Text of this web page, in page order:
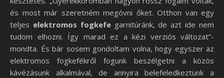
és most már szeretném megóvni őket. Otthon van egy
teljes elektromos fogkefegarnitúránk, de azt ide nem
tudom elhozni. Így marad ez a kézi verziós változat”-
mondta. És bár sosem gondoltam volna, hogy egyszer az
elektromos fogkefékről fogunk beszélgetni a közös
kávézásunk alkalmával, de annyira belefeledkeztünk a